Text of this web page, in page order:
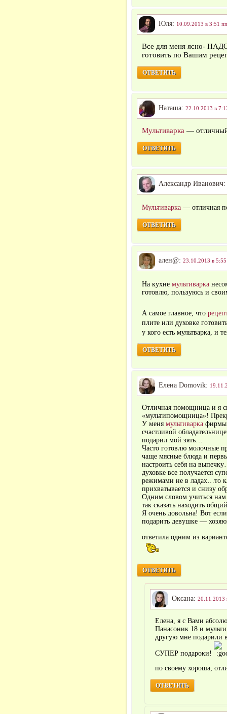
Юля: 10.09.2013 в 3:51 пп
Все для меня ясно-
готовить по Вашим
ОТВЕТИТЬ
Наташа: 22.10.2013 в
Мультиварка —
ОТВЕТИТЬ
Александр Иванович:
Мультиварка — отличная
ОТВЕТИТЬ
ален@: 23.10.2013 в
На кухне мультиварка
готовлю, пользуюсь и
А самое главное, что
плите или духовке
у кого есть мультварка, и
ОТВЕТИТЬ
Елена Domovik:
Отличная помощница и я
«мультипомощница»!
У меня мультиварка фирмы
счастливой
подарил мой зять…
Часто готовлю молочные
чаще мясные блюда и
настроить себя на
духовке все получается
режимами не в ладах…то
прихватывается и снизу
Одним словом учиться
так сказать находить
Я очень довольна! Вот
подарить девушке —
ответила одним из
ОТВЕТИТЬ
Оксана: 20.11.2013
Елена, я с Вами
Панасоник 18 и
другую мне подарили
СУПЕР подароки!
по своему хороша,
ОТВЕТИТЬ